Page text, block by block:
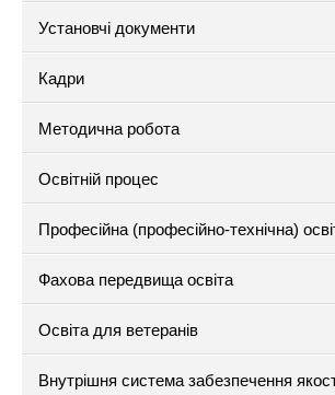
Установчі документи
Кадри
Методична робота
Освітній процес
Професійна (професійно-технічна)
Фахова передвища освіта
Освіта для ветеранів
Внутрішня система забезпечення